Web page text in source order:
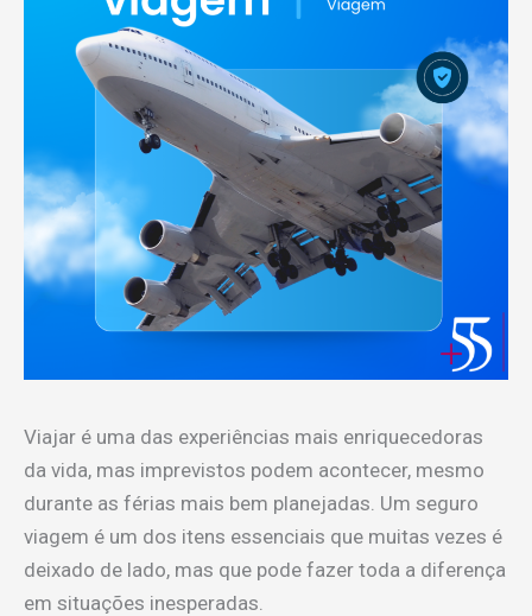
Viajar é uma das experiências mais enriquecedoras
da vida, mas imprevistos podem acontecer, mesmo
durante as férias mais bem planejadas. Um seguro
viagem é um dos itens essenciais que muitas vezes é
deixado de lado, mas que pode fazer toda a diferença
em situações inesperadas.